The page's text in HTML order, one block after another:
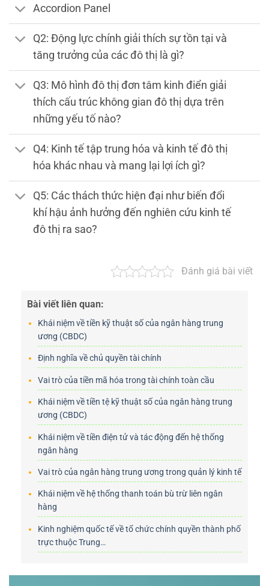
Accordion Panel
Q2: Động lực chính giải thích sự tồn tại và
tăng trưởng của các đô thị là gì?
Q3: Mô hình đô thị đơn tâm kinh điển giải
thích cấu trúc không gian đô thị dựa trên
những yếu tố nào?
Q4: Kinh tế tập trung hóa và kinh tế đô thị
hóa khác nhau và mang lại lợi ích gì?
Q5: Các thách thức hiện đại như biến đổi
khí hậu ảnh hưởng đến nghiên cứu kinh tế
đô thị ra sao?
Đánh giá bài viết
Bài viết liên quan:
Khái niệm về tiền kỹ thuật số của ngân hàng trung
ương (CBDC)
Định nghĩa về chủ quyền tài chính
Vai trò của tiền mã hóa trong tài chính toàn cầu
Khái niệm về tiền tệ kỹ thuật số của ngân hàng trung
ương (CBDC)
Khái niệm về tiền điện tử và tác động đến hệ thống
ngân hàng
Vai trò của ngân hàng trung ương trong quản lý kinh tế
Khái niệm về hệ thống thanh toán bù trừ liên ngân
hàng
Kinh nghiệm quốc tế về tổ chức chính quyền thành phố
trực thuộc Trung…